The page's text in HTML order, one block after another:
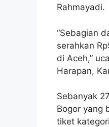
Rahmayadi.
“Sebagian
serahkan
di Aceh,”
Harapan,
Sebanyak
Bogor yang
tiket